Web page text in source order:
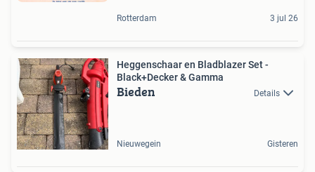
Rotterdam 3 jul 26
Heggenschaar en Bladblazer Set -
Black+Decker & Gamma
Bieden Details
Nieuwegein Gisteren